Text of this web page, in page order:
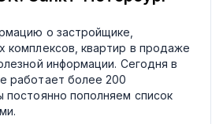
о застройщике,
комплексов, квартир в продаже
информации. Сегодня в
работает более 200
постоянно пополняем список